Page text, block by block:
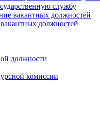
службу
вакантных должностей
должностей
должности
комиссии